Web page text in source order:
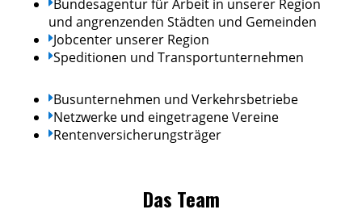
Bundesagentur für Arbeit in unserer Region
und angrenzenden Städten und Gemeinden
Jobcenter unserer Region
Speditionen und Transportunternehmen
Busunternehmen und Verkehrsbetriebe
Netzwerke und eingetragene Vereine
Rentenversicherungsträger
Das Team